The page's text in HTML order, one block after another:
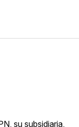
su subsidiaria,